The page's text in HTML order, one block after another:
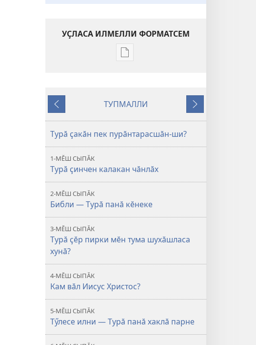
УҪЛАСА ИЛМЕЛЛИ ФОРМАТСЕМ
Публикацине
Библи
мӗне
вӗрентет?
Каялла
ТУПМАЛЛИ
Малалла
Турӑ ҫакӑн пек пурӑнтарасшӑн-ши?
1-МӖШ СЫПӐК
Турӑ ҫинчен калакан чӑнлӑх
2-МӖШ СЫПӐК
Библи — Турӑ панӑ кӗнеке
3-МӖШ СЫПӐК
Турӑ ҫӗр пирки мӗн тума шухӑшласа
хунӑ?
4-МӖШ СЫПӐК
Кам вӑл Иисус Христос?
5-МӖШ СЫПӐК
Тӳлесе илни — Турӑ панӑ хаклӑ парне